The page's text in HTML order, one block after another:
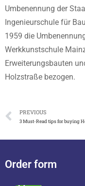
Umbenennung der
Ingenieurschule für
1959 die
Werkkunstschule
Erweiterungsbauten
Holzstraße bezogen.
PREVIOUS
Order form